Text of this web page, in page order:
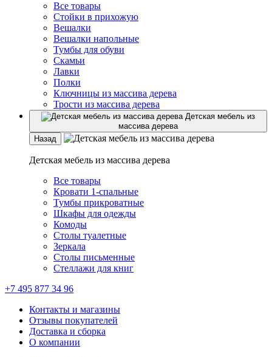
Все товары
Стойки в прихожую
Вешалки
Вешалки напольные
Тумбы для обуви
Скамьи
Лавки
Полки
Ключницы из массива дерева
Трости из массива дерева
Детская мебель из
массива дерева
Назад
Детская мебель из массива дерева
Все товары
Кровати 1-спальные
Тумбы прикроватные
Шкафы для одежды
Комоды
Столы туалетные
Зеркала
Столы письменные
Стеллажи для книг
+7 495 877 34 96
Контакты и магазины
Отзывы покупателей
Доставка и сборка
О компании